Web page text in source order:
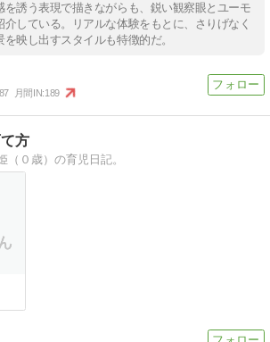
を誘う表現で描きながらも、鋭い観察眼とユーモ
している。リアルな体験をもとに、さりげなく
映し出すスタイルも特徴的だ。
87 月間IN:189
方
（０歳）の育児日記。